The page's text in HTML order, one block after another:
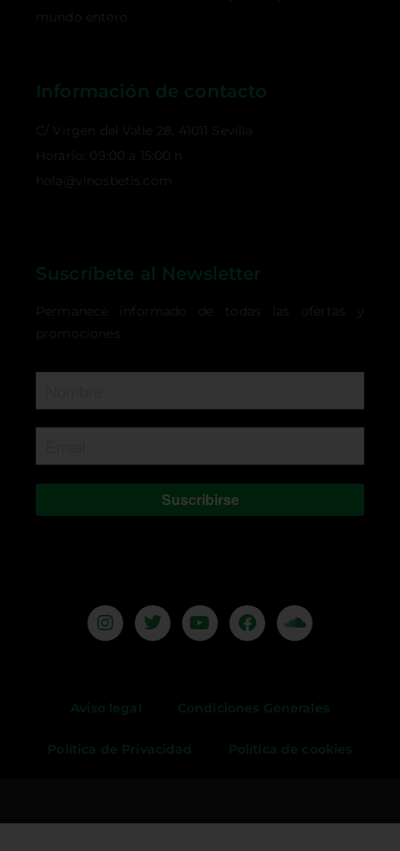
mundo entero
Información de contacto
C/ Virgen del Valle 28, 41011 Sevilla
Horario: 09:00 a 15:00 h
hola@vinosbetis.com
Suscríbete al Newsletter
Permanece informado de todas las ofertas y
promociones
Suscribirse
Aviso legal Condiciones Generales
Política de Privacidad Política de cookies